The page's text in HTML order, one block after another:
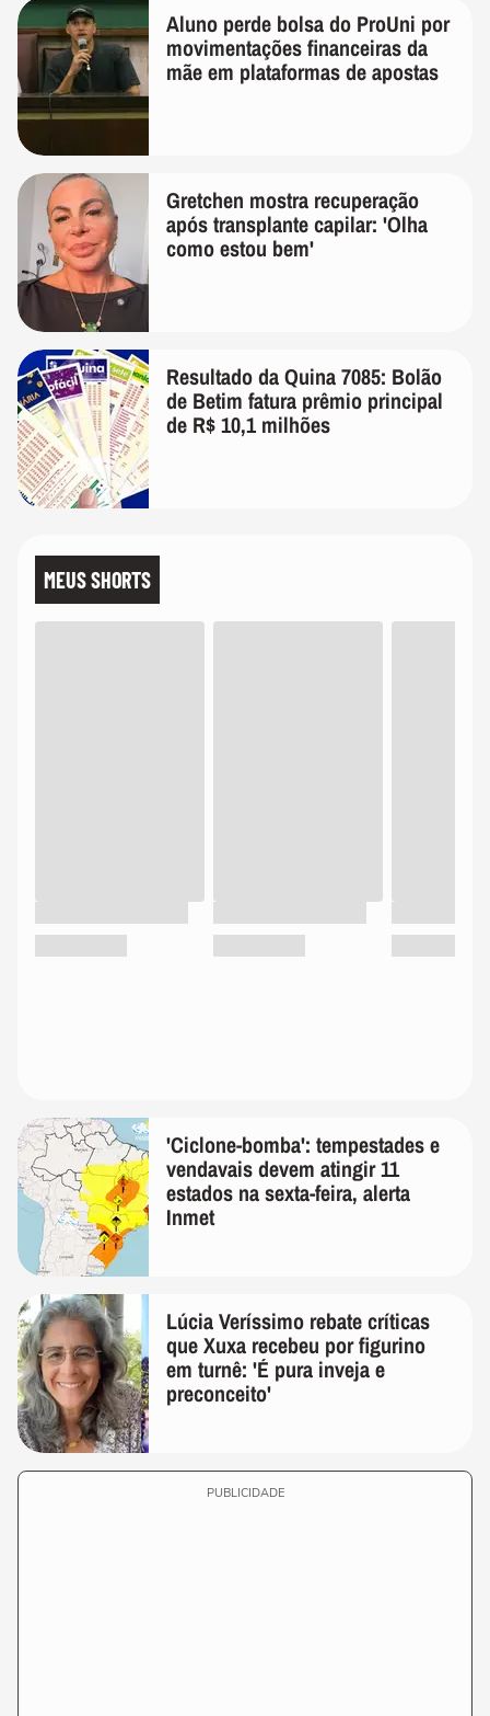
Aluno perde bolsa do ProUni por
movimentações financeiras da
mãe em plataformas de apostas
Gretchen mostra recuperação
após transplante capilar: 'Olha
como estou bem'
Resultado da Quina 7085: Bolão
de Betim fatura prêmio principal
de R$ 10,1 milhões
MEUS SHORTS
'Ciclone-bomba': tempestades e
vendavais devem atingir 11
estados na sexta-feira, alerta
Inmet
Lúcia Veríssimo rebate críticas
que Xuxa recebeu por figurino
em turnê: 'É pura inveja e
preconceito'
PUBLICIDADE